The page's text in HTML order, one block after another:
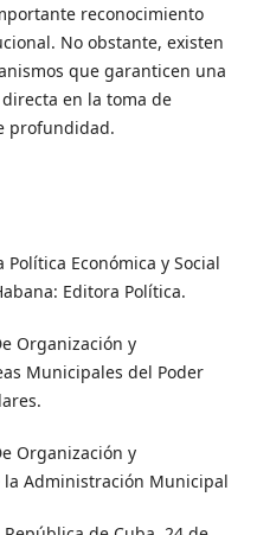
reconocimiento
No obstante, existen
que garanticen una
en la toma de
profundidad.
Política Económica y Social
Editora Política.
Organización y
Municipales del Poder
Organización y
la Administración Municipal